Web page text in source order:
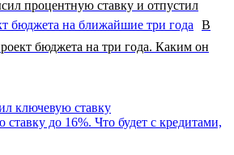
процентную ставку и отпустил
В
бюджета на три года. Каким он
до 16%. Что будет с кредитами,